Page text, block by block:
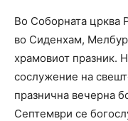
Во Соборната црква
во Сиденхам,
храмовиот празник.
сослужение на
празнична вечерна
Септември се